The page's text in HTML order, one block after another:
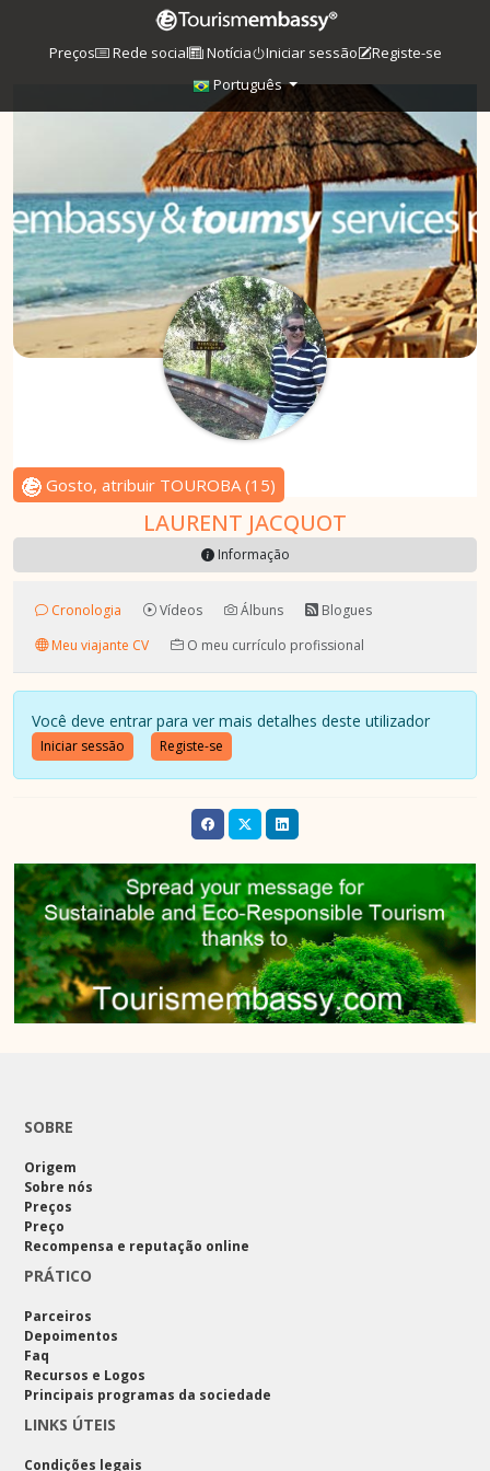
Preços Rede social Notícia Iniciar sessão
Registe-se
Português
Gosto, atribuir TOUROBA(15)
LAURENT JACQUOT
Informação
Cronologia Vídeos Álbuns
Blogues
Meu viajante CV
O meu currículo profissional
Você deve entrar para ver mais detalhes deste utilizador
Iniciar sessão Registe-se
SOBRE
Origem
Sobre nós
Preços
Preço
Recompensa e reputação online
PRÁTICO
Parceiros
Depoimentos
Faq
Recursos e Logos
Principais programas da sociedade
LINKS ÚTEIS
Condições legais